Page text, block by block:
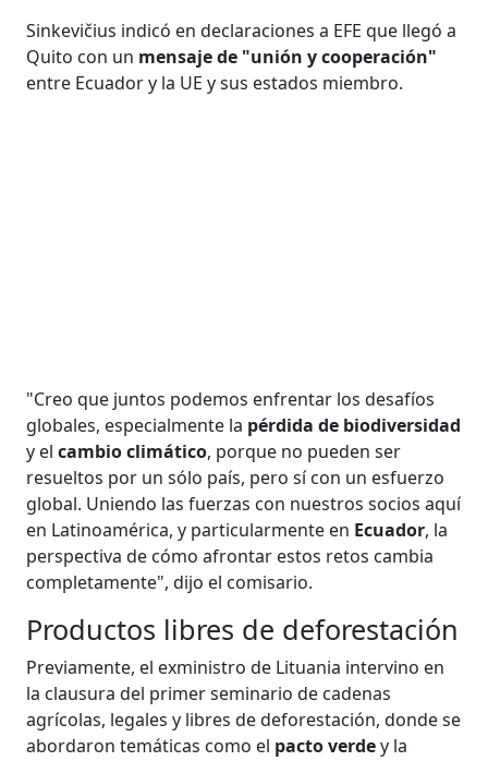
Sinkevičius indicó en declaraciones a EFE que llegó a
Quito con un mensaje de "unión y cooperación"
entre Ecuador y la UE y sus estados miembro.
"Creo que juntos podemos enfrentar los desafíos
globales, especialmente la pérdida de biodiversidad
y elcambio climático, porque no pueden ser
resueltos por un sólo país, pero sí con un esfuerzo
global. Uniendo las fuerzas con nuestros socios aquí
en Latinoamérica, y particularmente en Ecuador, la
perspectiva de cómo afrontar estos retos cambia
completamente", dijo el comisario.
Productos libres de deforestación
Previamente, el exministro de Lituania intervino en
la clausura del primer seminario de cadenas
agrícolas, legales y libres de deforestación, donde se
abordaron temáticas como el pacto verdey la